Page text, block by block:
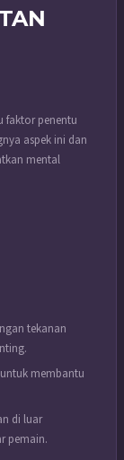
faktor penentu
aspek ini dan
mental
tekanan
membantu
di luar
pemain.